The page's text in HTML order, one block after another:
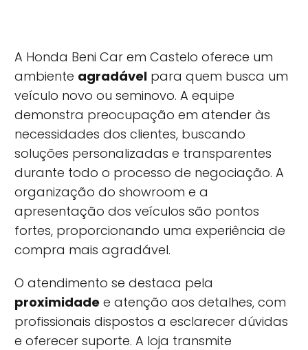
A Honda Beni Car em Castelo oferece um
ambiente agradável para quem busca um
veículo novo ou seminovo. A equipe
demonstra preocupação em atender às
necessidades dos clientes, buscando
soluções personalizadas e transparentes
durante todo o processo de negociação. A
organização do showroom e a
apresentação dos veículos são pontos
fortes, proporcionando uma experiência de
compra mais agradável.
O atendimento se destaca pela
proximidade e atenção aos detalhes, com
profissionais dispostos a esclarecer dúvidas
e oferecer suporte. A loja transmite